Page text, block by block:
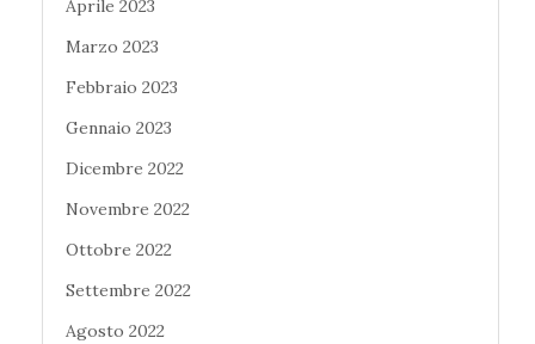
Aprile 2023
Marzo 2023
Febbraio 2023
Gennaio 2023
Dicembre 2022
Novembre 2022
Ottobre 2022
Settembre 2022
Agosto 2022